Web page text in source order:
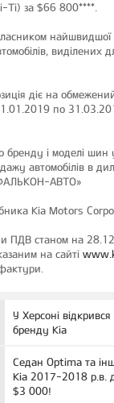
за $66 800****.
найшвидшої
виділених
діє на
по
бренду і моделі шин
автомобілів в
АВТО»
Kia Motors
ПДВ станом на
на сайті
У Херсоні
бренду Kia
Седан Optima та
Kia 2017-2018 р.в.
$3 000!